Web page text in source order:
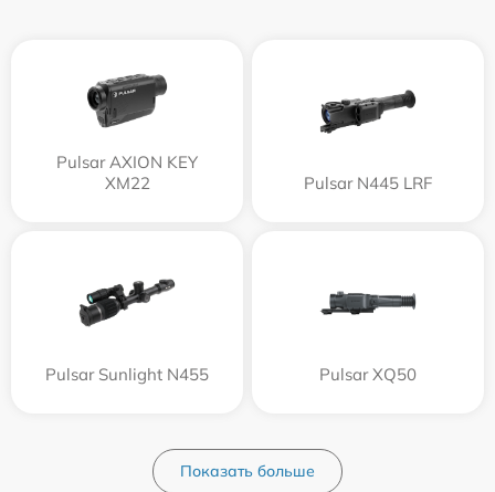
Pulsar AXION KEY
XM22
Pulsar N445 LRF
Pulsar Sunlight N455 Pulsar XQ50
Показать больше